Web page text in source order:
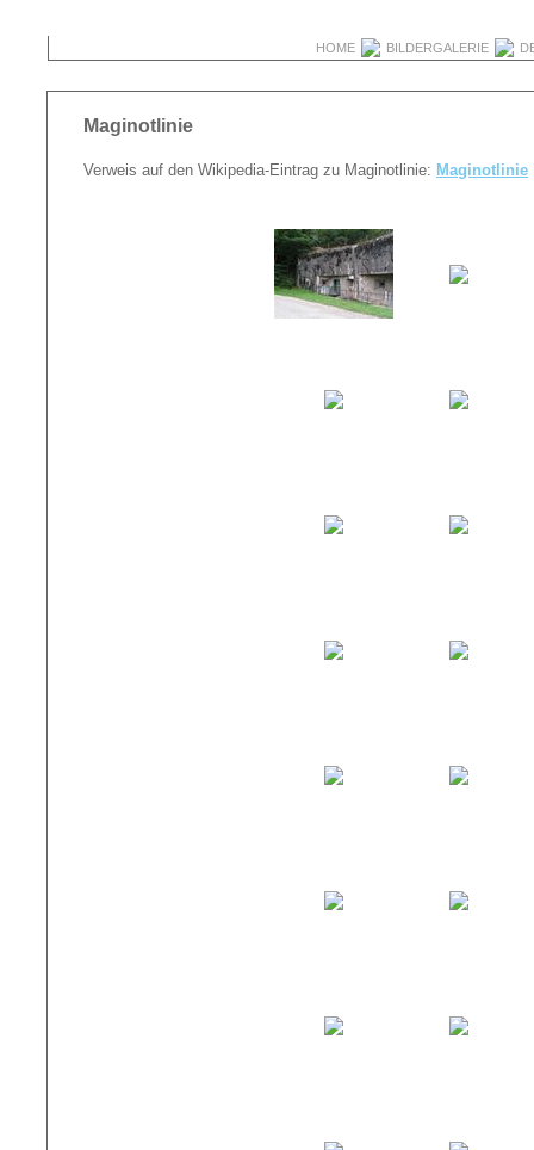
HOME BILDERGALERIE
Maginotlinie
Verweis auf den Wikipedia-Eintrag zu Maginotlinie: Maginotlinie